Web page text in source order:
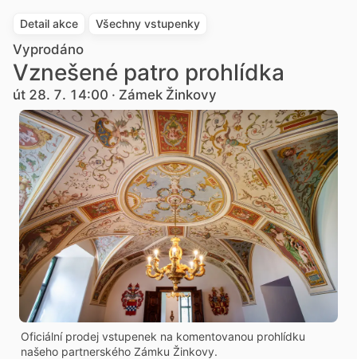
Detail akce Všechny vstupenky
Vyprodáno
Vznešené patro prohlídka
út 28. 7. 14:00 · Zámek Žinkovy
Oficiální prodej vstupenek na komentovanou prohlídku
našeho partnerského Zámku Žinkovy.